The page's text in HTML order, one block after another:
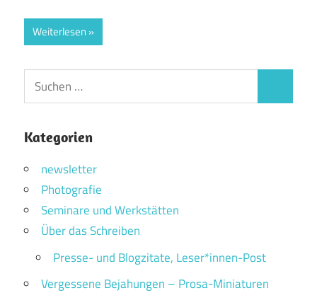
Weiterlesen
Suchen
nach:
Kategorien
newsletter
Photografie
Seminare und Werkstätten
Über das Schreiben
Presse- und Blogzitate, Leser*innen-Post
Vergessene Bejahungen – Prosa-Miniaturen